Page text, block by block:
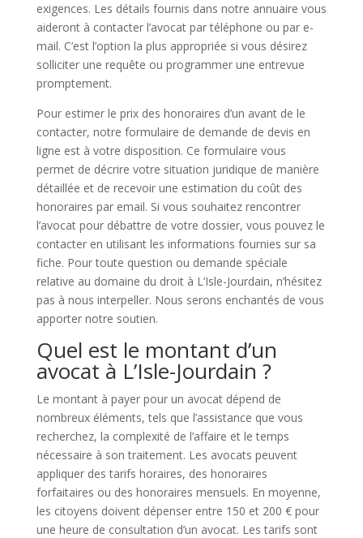
exigences. Les détails fournis dans notre annuaire vous
aideront à contacter l’avocat par téléphone ou par e-
mail. C’est l’option la plus appropriée si vous désirez
solliciter une requête ou programmer une entrevue
promptement.
Pour estimer le prix des honoraires d’un avant de le
contacter, notre formulaire de demande de devis en
ligne est à votre disposition. Ce formulaire vous
permet de décrire votre situation juridique de manière
détaillée et de recevoir une estimation du coût des
honoraires par email. Si vous souhaitez rencontrer
l’avocat pour débattre de votre dossier, vous pouvez le
contacter en utilisant les informations fournies sur sa
fiche. Pour toute question ou demande spéciale
relative au domaine du droit à L’Isle-Jourdain, n’hésitez
pas à nous interpeller. Nous serons enchantés de vous
apporter notre soutien.
Quel est le montant d’un
avocat à L’Isle-Jourdain ?
Le montant à payer pour un avocat dépend de
nombreux éléments, tels que l’assistance que vous
recherchez, la complexité de l’affaire et le temps
nécessaire à son traitement. Les avocats peuvent
appliquer des tarifs horaires, des honoraires
forfaitaires ou des honoraires mensuels. En moyenne,
les citoyens doivent dépenser entre 150 et 200 € pour
une heure de consultation d’un avocat. Les tarifs sont